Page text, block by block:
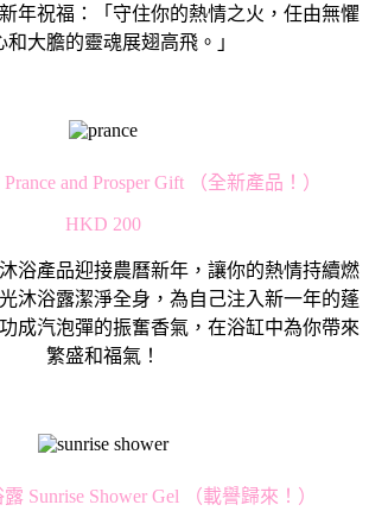
年祝福：「守住你的熱情之火， 任由無懼
和大膽的靈魂展翅高飛。」
and Prosper Gift （全新產品！）
HKD 200
浴產品迎接農曆新年，讓你的熱情持續燃
沐浴露潔淨全身，為自己注入新一年的蓬
成汽泡彈的振奮香氣，在浴缸中為你帶來
繁盛和福氣！
Sunrise Shower Gel （載譽歸來！）